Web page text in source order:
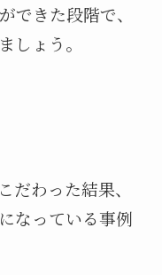
できた段階で、
しょう。
だわった結果、
なっている事例